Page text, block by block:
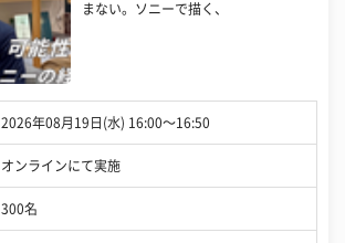
まない。ソニーで描く、
2026年08月19日(水) 16:00〜16:50
オンラインにて実施
300名